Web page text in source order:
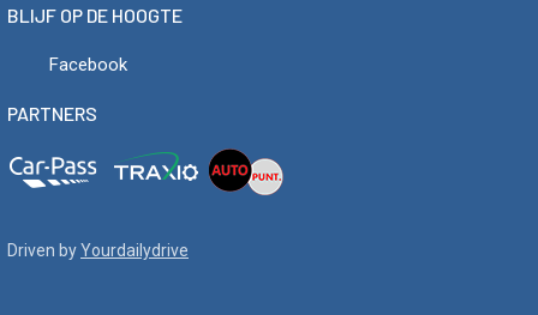
BLIJF OP DE HOOGTE
Facebook
PARTNERS
Driven byYourdailydrive